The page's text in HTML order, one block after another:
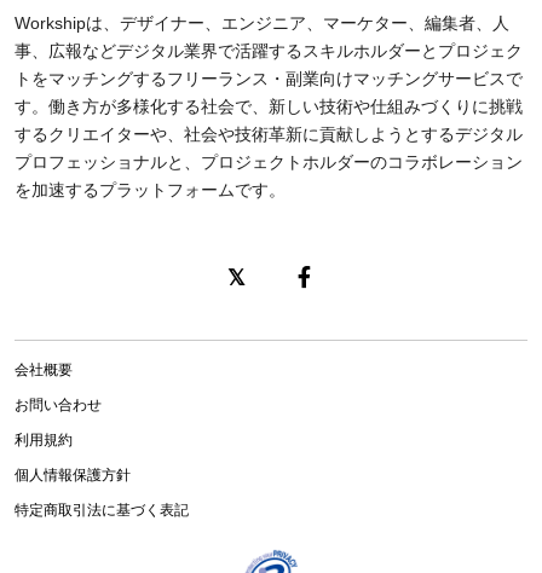
Workshipは、デザイナー、エンジニア、マーケター、編集者、人
事、広報などデジタル業界で活躍するスキルホルダーとプロジェク
トをマッチングするフリーランス・副業向けマッチングサービスで
す。働き方が多様化する社会で、新しい技術や仕組みづくりに挑戦
するクリエイターや、社会や技術革新に貢献しようとするデジタル
プロフェッショナルと、プロジェクトホルダーのコラボレーション
を加速するプラットフォームです。
会社概要
お問い合わせ
利用規約
個人情報保護方針
特定商取引法に基づく表記